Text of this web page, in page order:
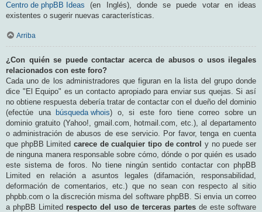
Centro de phpBB Ideas (en Inglés), donde se puede votar en ideas
existentes o sugerir nuevas características.
Arriba
¿Con quién se puede contactar acerca de abusos o usos ilegales
relacionados con este foro?
Cada uno de los administradores que figuran en la lista del grupo donde
dice "El Equipo" es un contacto apropiado para enviar sus quejas. Si así
no obtiene respuesta debería tratar de contactar con el dueño del dominio
(efectúe una
búsqueda whois) o, si este foro tiene correo sobre un
dominio gratuito (Yahoo!, gmail.com, hotmail.com, etc.), al departamento
o administración de abusos de ese servicio. Por favor, tenga en cuenta
que phpBB Limited carece de cualquier tipo de control y no puede ser
de ninguna manera responsable sobre cómo, dónde o por quién es usado
este sistema de foros. No tiene ningún sentido contactar con phpBB
Limited en relación a asuntos legales (difamación, responsabilidad,
deformación de comentarios, etc.) que no sean con respecto al sitio
phpbb.com o la discreción misma del software phpBB. Si envia un correo
a phpBB Limited respecto del uso de terceras partes de este software